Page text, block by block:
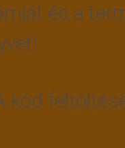
és a
kód